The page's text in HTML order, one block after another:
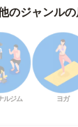
のジャンル
ルジム ヨガ